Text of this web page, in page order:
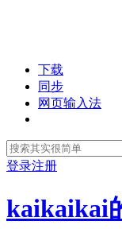
下载
同步
网页输入法
登录注册
kaikaikai